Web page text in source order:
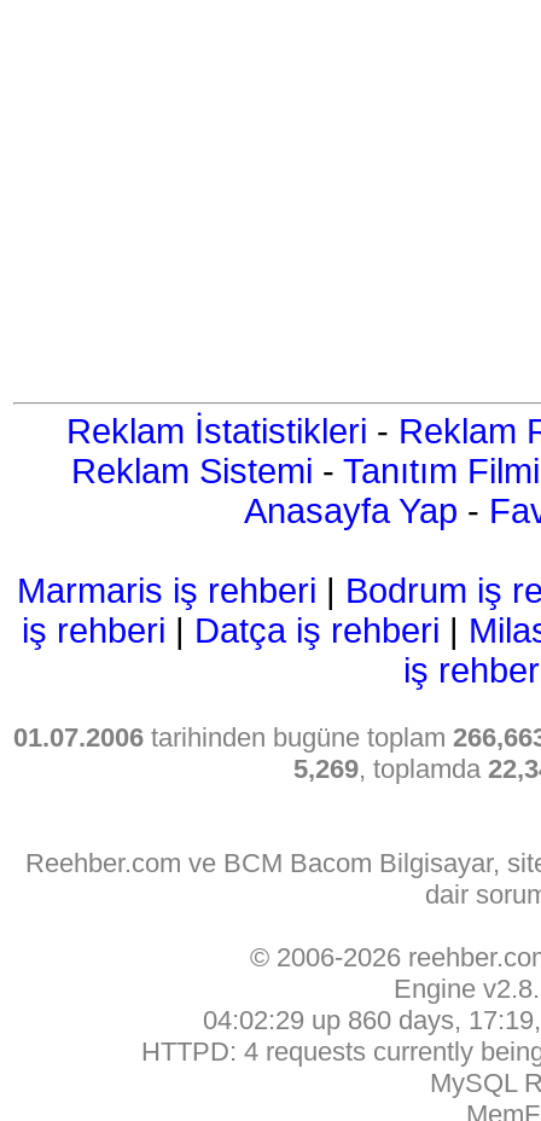
Reklam İstatistikleri - Reklam
Reklam Sistemi - Tanıtım Filmi
Anasayfa Yap -
Marmaris iş rehberi | Bodrum iş
iş rehberi | Datça iş rehberi |
iş
01.07.2006 tarihinden bugüne toplam
5,269, toplamda
Reehber.com ve BCM Bacom Bilgisayar,
dair
© 2006-2026
Engine
04:02:29 up 860 days,
HTTPD: 4 requests currently
MySQL